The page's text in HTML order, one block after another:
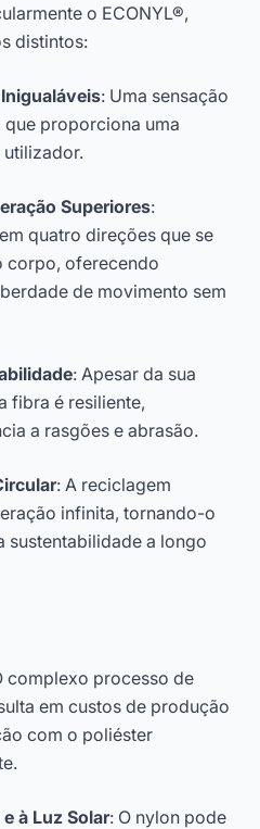
o ECONYL®,
distintos:
: Uma sensação
que proporciona uma
Superiores:
quatro direções que se
corpo, oferecendo
de movimento sem
: Apesar da sua
fibra é resiliente,
a rasgões e abrasão.
: A reciclagem
infinita, tornando-o
sustentabilidade a longo
complexo processo de
em custos de produção
com o poliéster
à Luz Solar: O nylon pode